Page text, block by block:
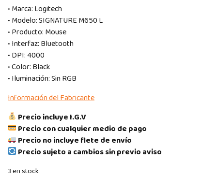
• Marca: Logitech
• Modelo: SIGNATURE M650 L
• Producto: Mouse
• Interfaz: Bluetooth
• DPI: 4000
• Color: Black
• Iluminación: Sin RGB
Información del Fabricante
Precio incluye I.G.V
Precio con cualquier medio de pago
Precio no incluye flete de envío
Precio sujeto a cambios sin previo aviso
3 en stock